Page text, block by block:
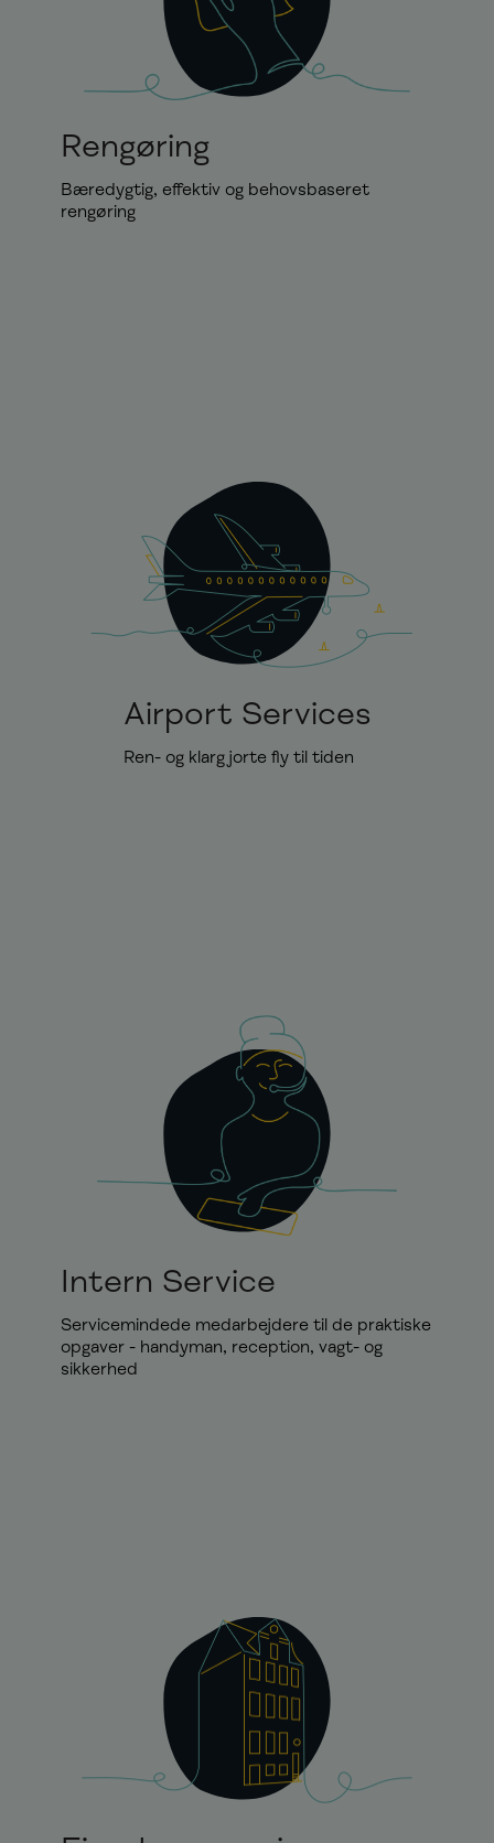
Rengøring
Bæredygtig, effektiv og behovsbaseret
rengøring
Airport Services
Ren- og klargjorte fly til tiden
Intern Service
Servicemindede medarbejdere til de praktiske
opgaver - handyman, reception, vagt- og
sikkerhed